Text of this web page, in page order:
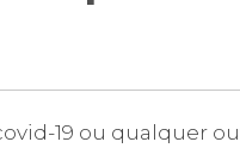
19 ou qualquer